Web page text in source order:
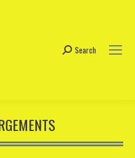
Search:
Search